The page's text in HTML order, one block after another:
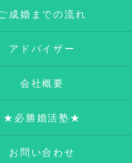
成婚までの流れ
アドバイザー
会社概要
★必勝婚活塾★
お問い合わせ